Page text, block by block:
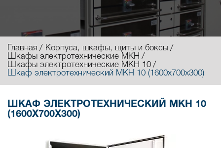
Главная
Корпуса, шкафы, щиты и боксы
Шкафы электротехнические МКН
Шкафы электротехнические МКН 10
Шкаф электротехнический МКН 10 (1600х700х300)
ШКАФ ЭЛЕКТРОТЕХНИЧЕСКИЙ МКН 10
(1600Х700Х300)